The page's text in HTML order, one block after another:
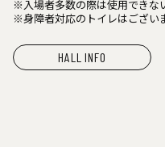
※入場者多数の際は使用できな
※身障者対応のトイレはござい
HALL INFO